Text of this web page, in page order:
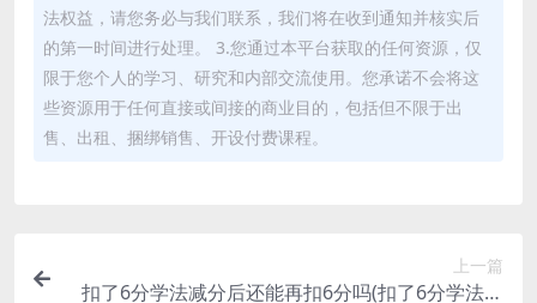
法权益，请您务必与我们联系，我们将在收到通知并核实后
的第一时间进行处理。 3.您通过本平台获取的任何资源，仅
限于您个人的学习、研究和内部交流使用。您承诺不会将这
些资源用于任何直接或间接的商业目的，包括但不限于出
售、出租、捆绑销售、开设付费课程。
上一篇
扣了6分学法减分后还能再扣6分吗(扣了6分学法减